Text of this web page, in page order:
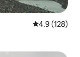
Calificación
4.9 (128)